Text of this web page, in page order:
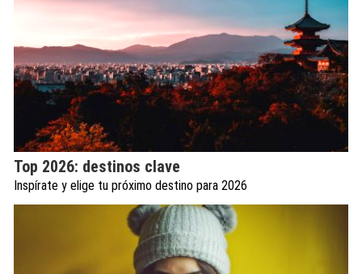
Top 2026: destinos clave
Inspírate y elige tu próximo destino para 2026